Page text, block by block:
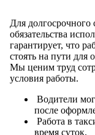
Для долгосрочного
обязательства
гарантирует, что
стоять на пути для
Мы ценим труд
условия работы.
Водители
после
Работа в
время суток.